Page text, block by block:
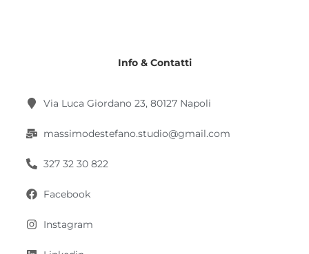
Info & Contatti
Via Luca Giordano 23, 80127 Napoli
massimodestefano.studio@gmail.com
327 32 30 822
Facebook
Instagram